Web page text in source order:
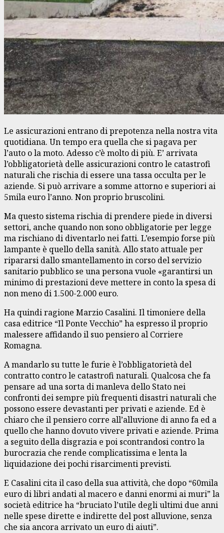
Le assicurazioni entrano di prepotenza nella nostra vita
quotidiana. Un tempo era quella che si pagava per
l’auto o la moto. Adesso c’è molto di più. E’ arrivata
l’obbligatorietà delle assicurazioni contro le catastrofi
naturali che rischia di essere una tassa occulta per le
aziende. Si può arrivare a somme attorno e superiori ai
5mila euro l’anno. Non proprio bruscolini.
Ma questo sistema rischia di prendere piede in diversi
settori, anche quando non sono obbligatorie per legge
ma rischiano di diventarlo nei fatti. L’esempio forse più
lampante è quello della sanità. Allo stato attuale per
ripararsi dallo smantellamento in corso del servizio
sanitario pubblico se una persona vuole «garantirsi un
minimo di prestazioni deve mettere in conto la spesa di
non meno di 1.500-2.000 euro.
Ha quindi ragione Marzio Casalini. Il timoniere della
casa editrice “Il Ponte Vecchio” ha espresso il proprio
malessere affidando il suo pensiero al Corriere
Romagna.
A mandarlo su tutte le furie è l’obbligatorietà del
contratto contro le catastrofi naturali. Qualcosa che fa
pensare ad una sorta di manleva dello Stato nei
confronti dei sempre più frequenti disastri naturali che
possono essere devastanti per privati e aziende. Ed è
chiaro che il pensiero corre all’alluvione di anno fa ed a
quello che hanno dovuto vivere privati e aziende. Prima
a seguito della disgrazia e poi scontrandosi contro la
burocrazia che rende complicatissima e lenta la
liquidazione dei pochi risarcimenti previsti.
E Casalini cita il caso della sua attività, che dopo “60mila
euro di libri andati al macero e danni enormi ai muri” la
società editrice ha “bruciato l’utile degli ultimi due anni
nelle spese dirette e indirette del post alluvione, senza
che sia ancora arrivato un euro di aiuti”.